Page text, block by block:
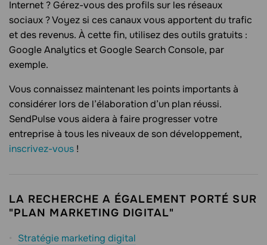
Internet ? Gérez-vous des profils sur les réseaux
sociaux ? Voyez si ces canaux vous apportent du trafic
et des revenus. À cette fin, utilisez des outils gratuits :
Google Analytics et Google Search Console, par
exemple.
Vous connaissez maintenant les points importants à
considérer lors de l’élaboration d’un plan réussi.
SendPulse vous aidera à faire progresser votre
entreprise à tous les niveaux de son développement,
inscrivez-vous !
LA RECHERCHE A ÉGALEMENT PORTÉ SUR
"PLAN MARKETING DIGITAL"
Stratégie marketing digital